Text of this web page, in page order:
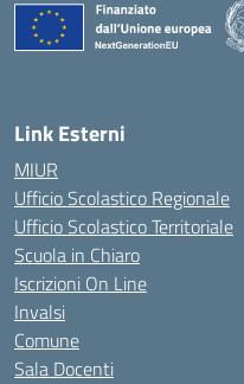
Link Esterni
MIUR
Ufficio Scolastico Regionale
Ufficio Scolastico Territoriale
Scuola in Chiaro
Iscrizioni On Line
Invalsi
Comune
Sala Docenti